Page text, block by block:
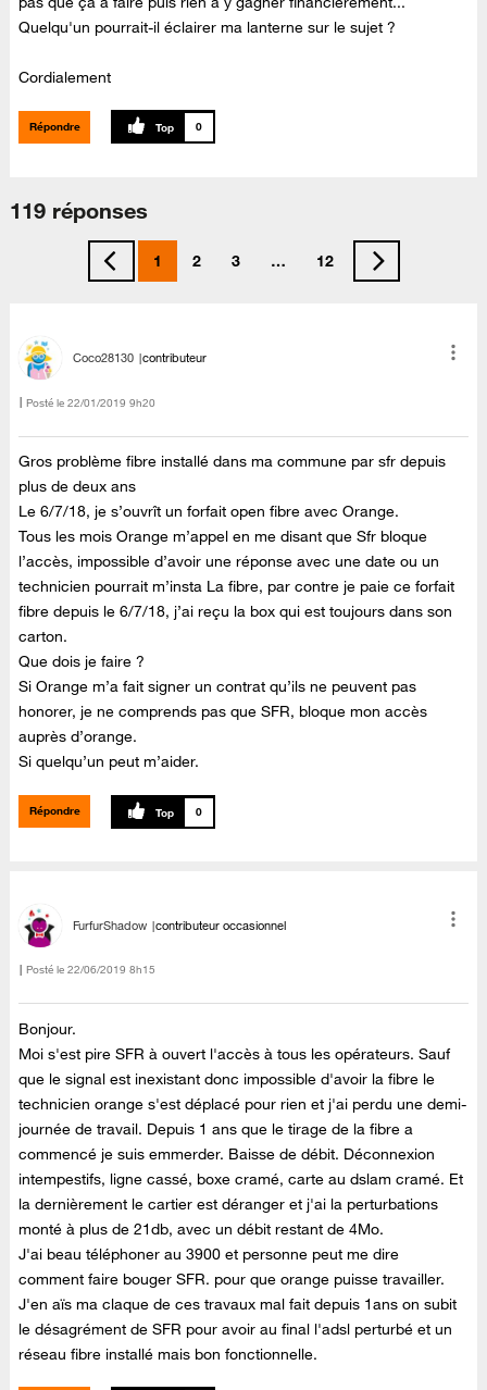
Quelqu'un pourrait-il éclairer ma lanterne sur le sujet ?
Cordialement
Répondre 0
119 réponses
1 2 3 … 12
Coco28130 contributeur
Posté le ‎22/01/2019 9h20
Gros problème fibre installé dans ma commune par sfr depuis
plus de deux ans
Le 6/7/18, je s’ouvrît un forfait open fibre avec Orange.
Tous les mois Orange m’appel en me disant que Sfr bloque
l’accès, impossible d’avoir une réponse avec une date ou un
technicien pourrait m’insta La fibre, par contre je paie ce forfait
fibre depuis le 6/7/18, j’ai reçu la box qui est toujours dans son
carton.
Que dois je faire ?
Si Orange m’a fait signer un contrat qu’ils ne peuvent pas
honorer, je ne comprends pas que SFR, bloque mon accès
auprès d’orange.
Si quelqu’un peut m’aider.
Répondre 0
FurfurShadow contributeur occasionnel
Posté le ‎22/06/2019 8h15
Bonjour.
Moi s'est pire SFR à ouvert l'accès à tous les opérateurs. Sauf
que le signal est inexistant donc impossible d'avoir la fibre le
technicien orange s'est déplacé pour rien et j'ai perdu une demi-
journée de travail. Depuis 1 ans que le tirage de la fibre a
commencé je suis emmerder. Baisse de débit. Déconnexion
intempestifs, ligne cassé, boxe cramé, carte au dslam cramé. Et
la dernièrement le cartier est déranger et j'ai la perturbations
monté à plus de 21db, avec un débit restant de 4Mo.
J'ai beau téléphoner au 3900 et personne peut me dire
comment faire bouger SFR. pour que orange puisse travailler.
J'en aïs ma claque de ces travaux mal fait depuis 1ans on subit
le désagrément de SFR pour avoir au final l'adsl perturbé et un
réseau fibre installé mais bon fonctionnelle.